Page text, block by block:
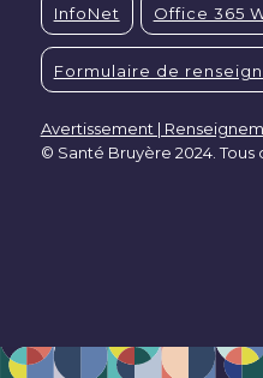
InfoNet Office 365
Formulaire de
Avertissement |
© Santé Bruyère 2024.